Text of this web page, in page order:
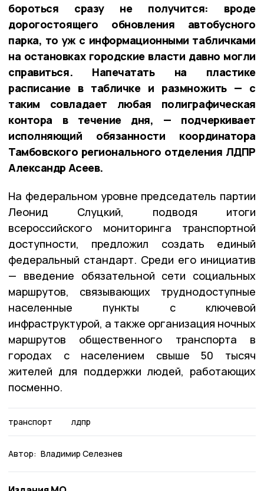
бороться сразу не получится: вроде
дорогостоящего обновления автобусного
парка, то уж с информационными табличками
на остановках городские власти давно могли
справиться. Напечатать на пластике
расписание в табличке и размножить — с
таким совладает любая полиграфическая
контора в течение дня, — подчеркивает
исполняющий обязанности координатора
Тамбовского регионального отделения ЛДПР
Александр Асеев.
На федеральном уровне председатель партии
Леонид Слуцкий, подводя итоги
всероссийского мониторинга транспортной
доступности, предложил создать единый
федеральный стандарт. Среди его инициатив
— введение обязательной сети социальных
маршрутов, связывающих труднодоступные
населенные пункты с ключевой
инфраструктурой, а также организация ночных
маршрутов общественного транспорта в
городах с населением свыше 50 тысяч
жителей для поддержки людей, работающих
посменно.
транспорт лдпр
Автор: Владимир Селезнев